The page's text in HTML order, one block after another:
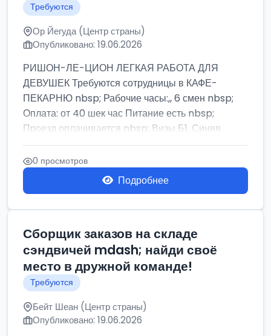
Требуются
Ор Йегуда (Центр страны)
Опубликовано: 19.06.2026
РИШОН-ЛЕ-ЦИОН ЛЕГКАЯ РАБОТА ДЛЯ
ДЕВУШЕК Требуются сотрудницы в КАФЕ-
ПЕКАРНЮ nbsp; Рабочие часы:,, 6 смен nbsp;
Оплата: от 40 шек час Питание есть nbsp;
Проезд оплачивается nbsp; Визы Б1, Синяя
бумага,...
0 просмотров
Подробнее
Сборщик заказов на складе
сэндвичей mdash; найди своё
место в дружной команде!
Требуются
Бейт Шеан (Центр страны)
Опубликовано: 19.06.2026